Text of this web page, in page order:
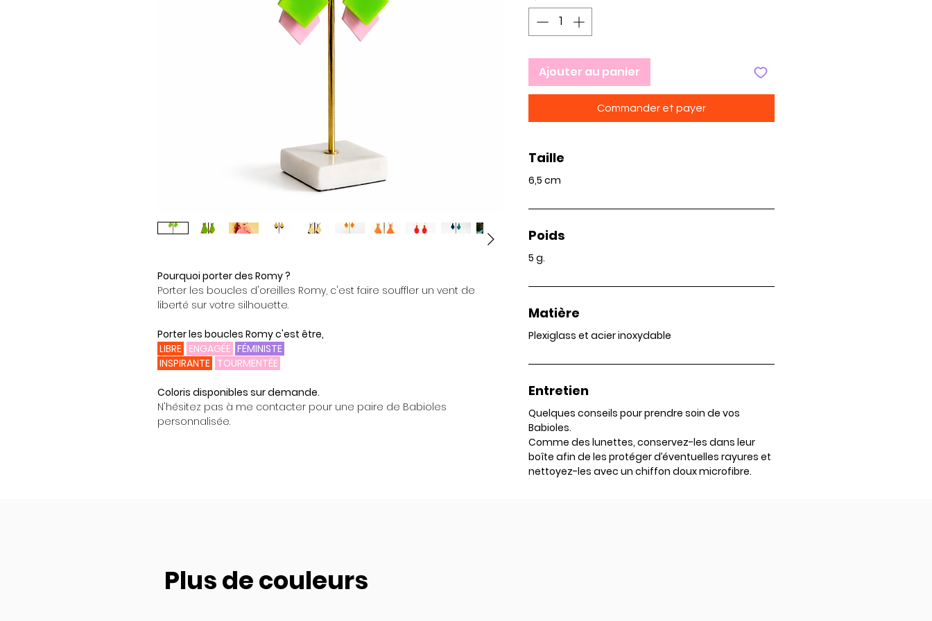
Pourquoi porter des Romy ?
Porter les boucles d'oreilles Romy, c'est faire souffler un vent de
liberté sur votre silhouette.
Porter les boucles Romy c'est être,
LIBRE ENGAGÉE FÉMINISTE
INSPIRANTE TOURMENTÉE
Coloris disponibles sur demande.
N'hésitez pas à me contacter pour une paire de Babioles
personnalisée.
Ajouter au panier
Commander et payer
Taille
6,5 cm
Poids
5 g.
Matière
Plexiglass et acier inoxydable
Entretien
Quelques conseils pour prendre soin de vos
Babioles.
Comme des lunettes, conservez-les dans leur
boîte afin de les protéger d’éventuelles rayures et
nettoyez-les avec un chiffon doux microfibre.
Plus de couleurs